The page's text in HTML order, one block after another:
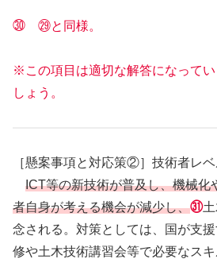
㉚ ㉙と同様。
※この項目は適切な解答になってい
しょう。
［懸案事項と対応策②］技術者レ
ICT等の新技術が普及し、機械化
者自身が考える機会が減少し、㉛
念される。対策としては、国が支
修や土木技術講習会等で必要なス